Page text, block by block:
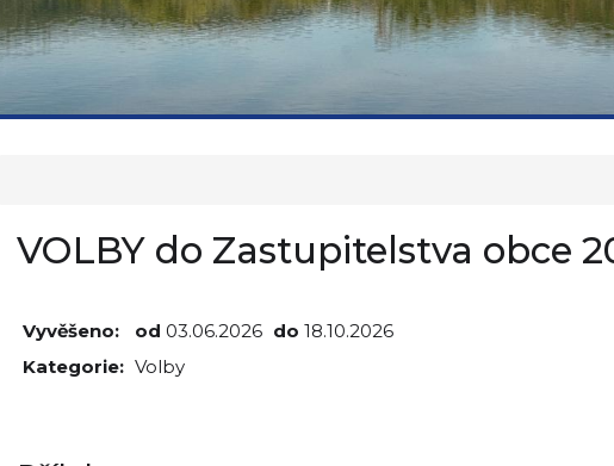
VOLBY do Zastupitelstva obce
Vyvěšeno: od 03.06.2026 do 18.10.2026
Kategorie: Volby